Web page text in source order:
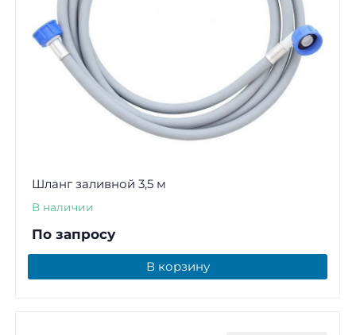
Шланг заливной 3,5 м
В наличии
По запросу
В корзину